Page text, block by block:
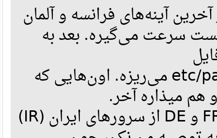
۲۰ تا از آخرین آینه‌های فرانسه و آلمان
سرعت می‌گیره. بعد به
/etc/pacman.d/mirrorlist می‌ریزه. اون‌هایی که
میذاره آخر.
البته می‌تونی به جای FR و DE از سرورهای ایران (IR)